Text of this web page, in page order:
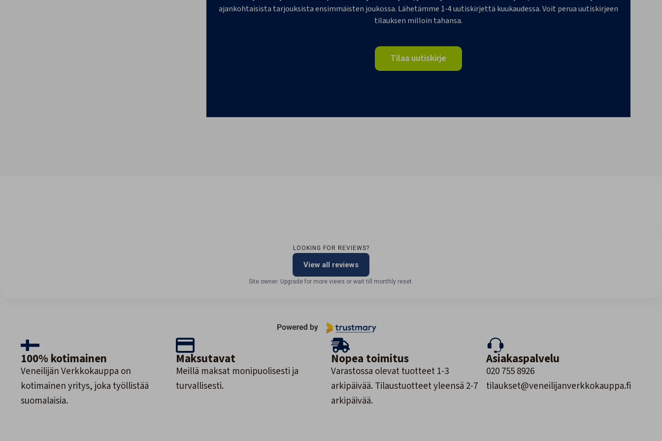
ajankohtaisista tarjouksista ensimmäisten joukossa. Lähetämme 1-4 uutiskirjettä kuukaudessa. Voit perua uutiskirjeen
tilauksen milloin tahansa.
Tilaa uutiskirje
LOOKING FOR REVIEWS?
View all reviews
Site owner: Upgrade for more views or wait till monthly reset.
100% kotimainen
Veneilijän Verkkokauppa on
kotimainen yritys, joka työllistää
suomalaisia.
Maksutavat
Meillä maksat monipuolisesti ja
turvallisesti.
Nopea toimitus
Varastossa olevat tuotteet 1-3
arkipäivää. Tilaustuotteet yleensä 2-7
arkipäivää.
Asiakaspalvelu
020 755 8926
tilaukset@veneilijanverkkokauppa.fi